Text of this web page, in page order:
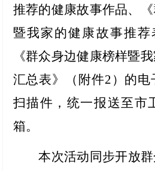
推荐的健康故事作品、
暨我家的健康故事推荐
《群众身边健康榜样暨
汇总表》（附件2）的
扫描件，统一报送至市
箱。
本次活动同步开放